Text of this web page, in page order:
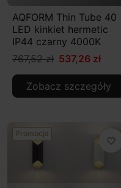
AQFORM Thin Tube 40
LED kinkiet hermetic
IP44 czarny 4000K
767,52 zł 537,26 zł
Zobacz szczegóły
Promocja
favorite_border